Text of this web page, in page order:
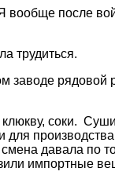
после
трудиться.
рядовой
соки.
давала по
импортные